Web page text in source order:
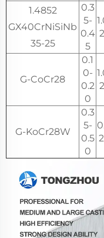
1.4852
GX40CrNiSiNb
35-25
0.3
5-
0.4
5
G-CoCr28
0.1
0-
0.2
0
G-KoCr28W
0.3
5-
0.5
0